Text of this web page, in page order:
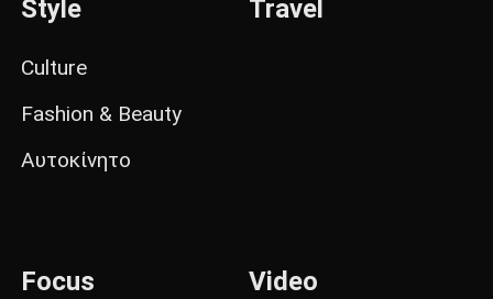
Style
Culture
Fashion & Beauty
Αυτοκίνητο
Travel
Focus Video